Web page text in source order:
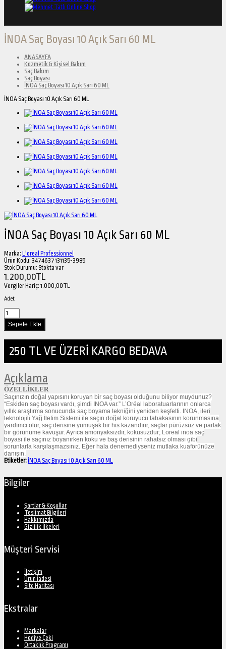
İNOA Saç Boyası 10 Açık Sarı 60 ML
ANASAYFA
Kozmetik & Kişisel Bakım
Saç Bakım
Saç Boyası
İNOA Saç Boyası 10 Açık Sarı 60 ML
İNOA Saç Boyası 10 Açık Sarı 60 ML
İNOA Saç Boyası 10 Açık Sarı 60 ML
Marka: L'oreal Professionnel
Ürün Kodu: 3474637131135-3985
Stok Durumu: Stokta var
1.200,00TL
Vergiler Hariç: 1.000,00TL
Adet
250 TL VE ÜZERİ KARGO BEDAVA
Açıklama
ÖZELLİKLER
Saçınızın doğal yapısını koruyan bir saç boyası olduğunu biliyor muydunuz?
“Eskiden saç boyası vardı, şimdi INOA var.” L’Oréal laboratuarlarının onlarca
yıllık araştırma sonucunda saç boyama tekniğini yeniden keşfetti. INOA, ileri
teknolojili Yağ İletim Sistemi ile saçın doğal koruyucu tabakasının korunmasına
yardımcı olur, saç derisine yumuşak bir his kazandırır, saçlar pürüzsüz ve parlak
bir görünüme kavuşur. Ayrıca amonyaksızdır, kokusuzdur; Loreal inoa saç
boyası ile saçınız boyanırken koku ve baş derisinin rahatsız olması gibi
sorunlarla karşılaşmazsınız. Eğer hala denemediyseniz mutlaka kuaförünüze
danışın.
Etiketler: İNOA Saç Boyası 10 Açık Sarı 60 ML
Bilgiler
Şartlar & Koşullar
Teslimat Bilgileri
Hakkımızda
Gizlilik İlkeleri
Müşteri Servisi
İletişim
Ürün İadesi
Site Haritası
Ekstralar
Markalar
Hediye Çeki
Ortaklık Programı